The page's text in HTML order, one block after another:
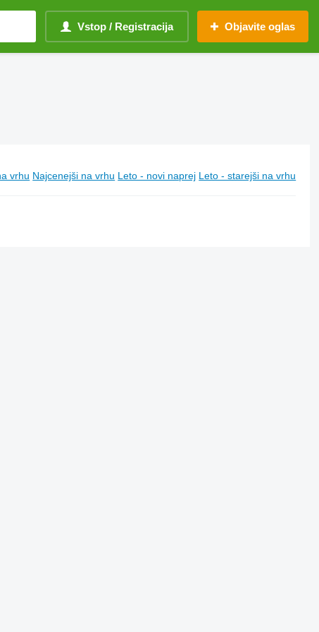
Vstop / Registracija Objavite oglas
vrhu Najcenejši na vrhu Leto - novi naprej Leto - starejši na vrhu